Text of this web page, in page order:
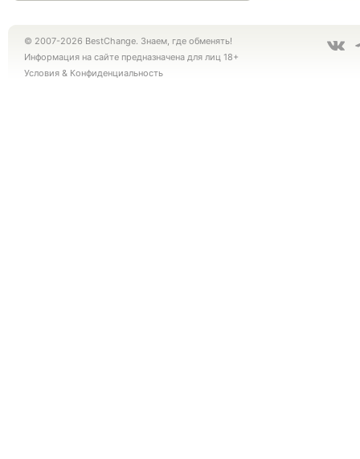
© 2007-2026 BestChange. Знаем, где обменять!
Информация на сайте предназначена для лиц 18+
Условия & Конфиденциальность